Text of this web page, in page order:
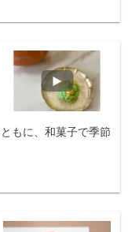
もに、和菓子で季節